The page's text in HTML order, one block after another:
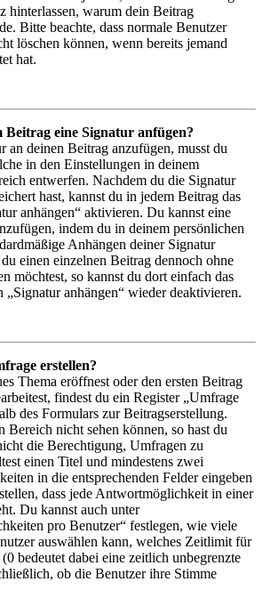
hinterlassen, warum dein Beitrag
Bitte beachte, dass normale Benutzer
löschen können, wenn bereits jemand
hat.
Beitrag eine Signatur anfügen?
an deinen Beitrag anzufügen, musst du
in den Einstellungen in deinem
entwerfen. Nachdem du die Signatur
hast, kannst du in jedem Beitrag das
anhängen“ aktivieren. Du kannst eine
indem du in deinem persönlichen
Anhängen deiner Signatur
einen einzelnen Beitrag dennoch ohne
möchtest, so kannst du dort einfach das
anhängen“ wieder deaktivieren.
erstellen?
Thema eröffnest oder den ersten Beitrag
findest du ein Register „Umfrage
des Formulars zur Beitragserstellung.
Bereich nicht sehen können, so hast du
die Berechtigung, Umfragen zu
einen Titel und mindestens zwei
in die entsprechenden Felder eingeben
dass jede Antwortmöglichkeit in einer
Du kannst auch unter
pro Benutzer“ festlegen, wie viele
auswählen kann, welches Zeitlimit für
bedeutet dabei eine zeitlich unbegrenzte
ob die Benutzer ihre Stimme